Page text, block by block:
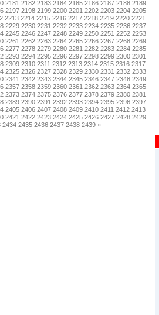
2181 2182 2183 2184 2185 2186 2187 2188 2189
2197 2198 2199 2200 2201 2202 2203 2204 2205
2213 2214 2215 2216 2217 2218 2219 2220 2221
2229 2230 2231 2232 2233 2234 2235 2236 2237
2245 2246 2247 2248 2249 2250 2251 2252 2253
2261 2262 2263 2264 2265 2266 2267 2268 2269
2277 2278 2279 2280 2281 2282 2283 2284 2285
2293 2294 2295 2296 2297 2298 2299 2300 2301
2309 2310 2311 2312 2313 2314 2315 2316 2317
2325 2326 2327 2328 2329 2330 2331 2332 2333
2341 2342 2343 2344 2345 2346 2347 2348 2349
2357 2358 2359 2360 2361 2362 2363 2364 2365
2373 2374 2375 2376 2377 2378 2379 2380 2381
2389 2390 2391 2392 2393 2394 2395 2396 2397
2405 2406 2407 2408 2409 2410 2411 2412 2413
2421 2422 2423 2424 2425 2426 2427 2428 2429
2434 2435 2436 2437 2438 2439 »